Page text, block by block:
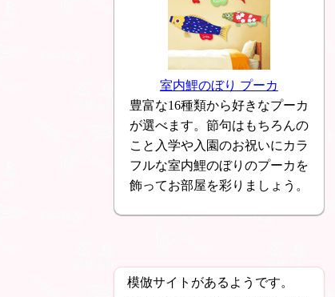
室内鯉のぼり プーカ
豊富な16種類から好きなプーカ
が選べます。節句はもちろんの
こと入学や入園のお祝いにカラ
フルな室内鯉のぼりのプーカを
飾ってお部屋を彩りましょう。
模倣サイトがあるようです。